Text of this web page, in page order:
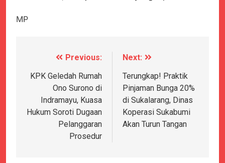
MP
Navigasi
pos
Previous:
KPK Geledah Rumah
Ono Surono di
Indramayu, Kuasa
Hukum Soroti Dugaan
Pelanggaran
Prosedur
Next:
Terungkap! Praktik
Pinjaman Bunga 20%
di Sukalarang, Dinas
Koperasi Sukabumi
Akan Turun Tangan